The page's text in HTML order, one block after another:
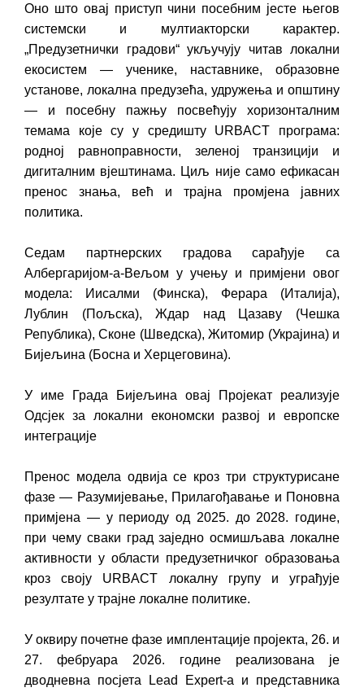
Оно што овај приступ чини посебним јесте његов
системски и мултиакторски карактер.
„Предузетнички градови“ укључују читав локални
екосистем — ученике, наставнике, образовне
установе, локална предузећа, удружења и општину
— и посебну пажњу посвећују хоризонталним
темама које су у средишту URBACT програма:
родној равноправности, зеленој транзицији и
дигиталним вјештинама. Циљ није само ефикасан
пренос знања, већ и трајна промјена јавних
политика.
Седам партнерских градова сарађује са
Албергаријом-а-Вељом у учењу и примјени овог
модела: Иисалми (Финска), Ферара (Италија),
Лублин (Пољска), Ждар над Цазаву (Чешка
Република), Сконе (Шведска), Житомир (Украјина) и
Бијељина (Босна и Херцеговина).
У име Града Бијељина овај Пројекат реализује
Одсјек за локални економски развој и европске
интеграције
Пренос модела одвија се кроз три структурисане
фазе — Разумијевање, Прилагођавање и Поновна
примјена — у периоду од 2025. до 2028. године,
при чему сваки град заједно осмишљава локалне
активности у области предузетничког образовања
кроз своју URBACT локалну групу и уграђује
резултате у трајне локалне политике.
У оквиру почетне фазе имплентације пројекта, 26. и
27. фебруара 2026. године реализована је
дводневна посјета Lead Expert-a и представника